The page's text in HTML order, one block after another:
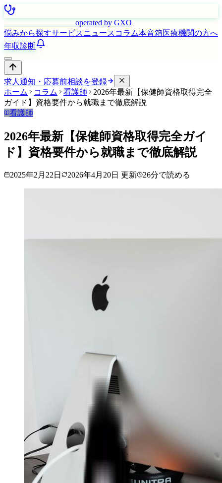
operated by GXO
悩みから探すサービスニュース コラム本音箱医療機関の方へ
年収診断
求人通知・応募前相談を登録
ホーム
コラム 看護師
2026年最新【保健師資格取得完全
ガイド】資格要件から就職まで徹底解説
看護師
2026年最新【保健師資格取得完全ガイ
ド】資格要件から就職まで徹底解説
2025年2月22日 2026年4月20日 更新 26分で読める